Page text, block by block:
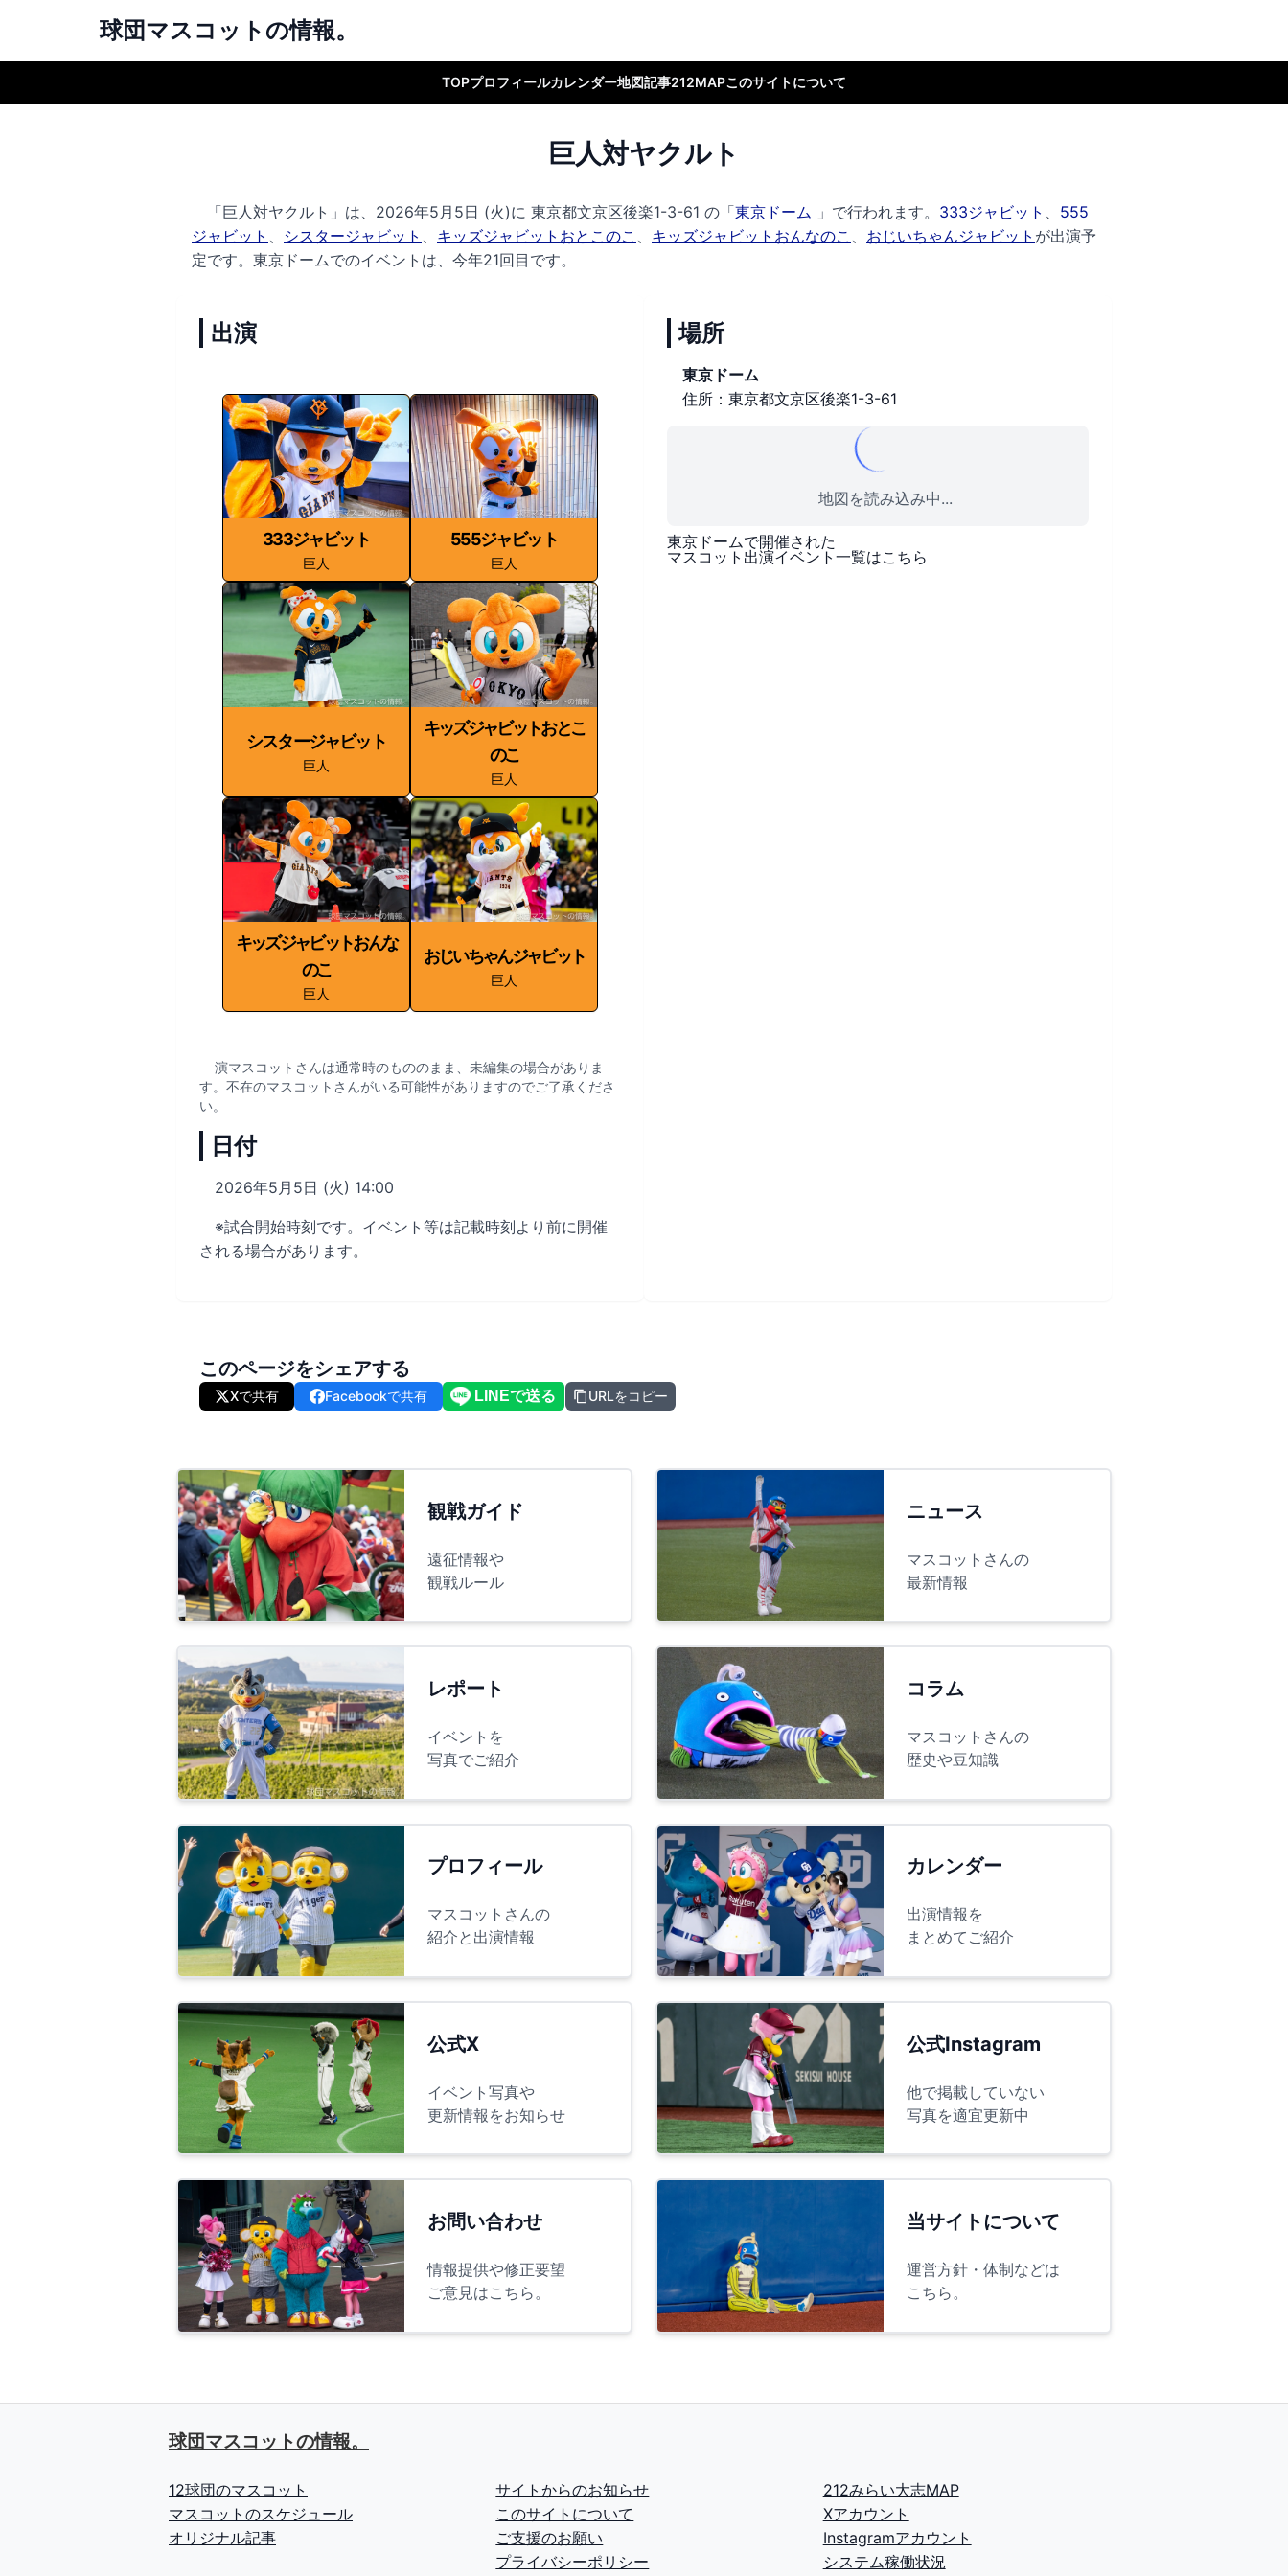
球団マスコットの情報。
TOPプロフィールカレンダー地図記事212MAPこのサイトについて
巨人対ヤクルト
「巨人対ヤクルト」は、2026年5月5日 (火)に 東京都文京区後楽1-3-61 の 「東京ドーム 」で行われます。 333ジャビット 、 555
ジャビット 、 シスタージャビット 、 キッズジャビットおとこのこ 、 キッズジャビットおんなのこ 、 おじいちゃんジャビット が出演予
定です。 東京ドームでのイベントは、今年21回目です。
出演
333ジャビット
巨人
555ジャビット
巨人
シスタージャビット
巨人
キッズジャビットおとこ
のこ
巨人
キッズジャビットおんな
のこ
巨人
おじいちゃんジャビット
巨人
演マスコットさんは通常時のもののまま、未編集の場合がありま
す。不在のマスコットさんがいる可能性がありますのでご了承くださ
い。
日付
2026年5月5日 (火) 14:00
※試合開始時刻です。イベント等は記載時刻より前に開催
される場合があります。
場所
東京ドーム
住所：東京都文京区後楽1-3-61
地図を読み込み中...
東京ドームで開催された
マスコット出演イベント一覧はこちら
このページをシェアする
Xで共有 Facebookで共有 URLをコピー
観戦ガイド
遠征情報や
観戦ルール
ニュース
マスコットさんの
最新情報
レポート
イベントを
写真でご紹介
コラム
マスコットさんの
歴史や豆知識
プロフィール
マスコットさんの
紹介と出演情報
カレンダー
出演情報を
まとめてご紹介
公式X
イベント写真や
更新情報をお知らせ
公式Instagram
他で掲載していない
写真を適宜更新中
お問い合わせ
情報提供や修正要望
ご意見はこちら。
当サイトについて
運営方針・体制などは
こちら。
球団マスコットの情報。
12球団のマスコット
マスコットのスケジュール
オリジナル記事
サイトからのお知らせ
このサイトについて
ご支援のお願い
プライバシーポリシー
212みらい大志MAP
Xアカウント
Instagramアカウント
システム稼働状況